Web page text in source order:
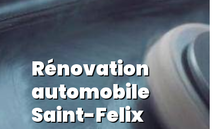
Rénovation
automobile
Saint-Felix